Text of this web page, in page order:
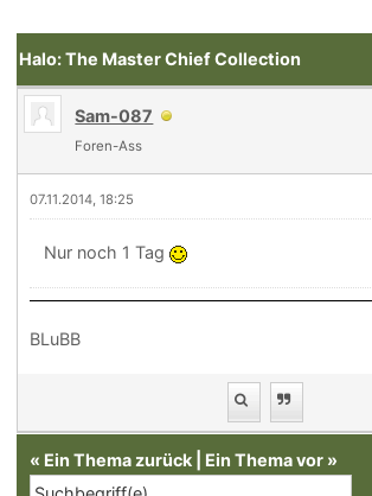
Halo: The Master Chief Collection
Sam-087
Foren-Ass
07.11.2014, 18:25
Nur noch 1 Tag
BLuBB
« Ein Thema zurück Ein Thema vor »